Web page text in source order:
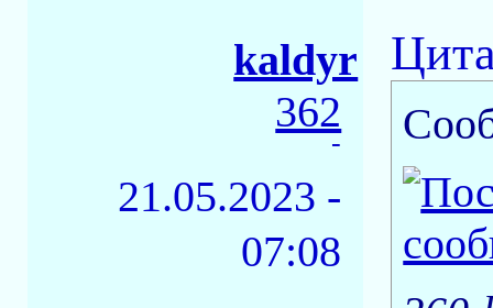
kaldyr
362
-
21.05.2023 -
07:08